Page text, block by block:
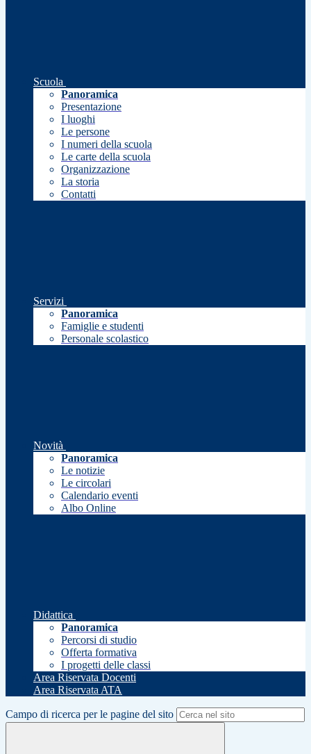
Scuola
Panoramica
Presentazione
I luoghi
Le persone
I numeri della scuola
Le carte della scuola
Organizzazione
La storia
Contatti
Servizi
Panoramica
Famiglie e studenti
Personale scolastico
Novità
Panoramica
Le notizie
Le circolari
Calendario eventi
Albo Online
Didattica
Panoramica
Percorsi di studio
Offerta formativa
I progetti delle classi
Area Riservata Docenti
Area Riservata ATA
Campo di ricerca per le pagine del sito